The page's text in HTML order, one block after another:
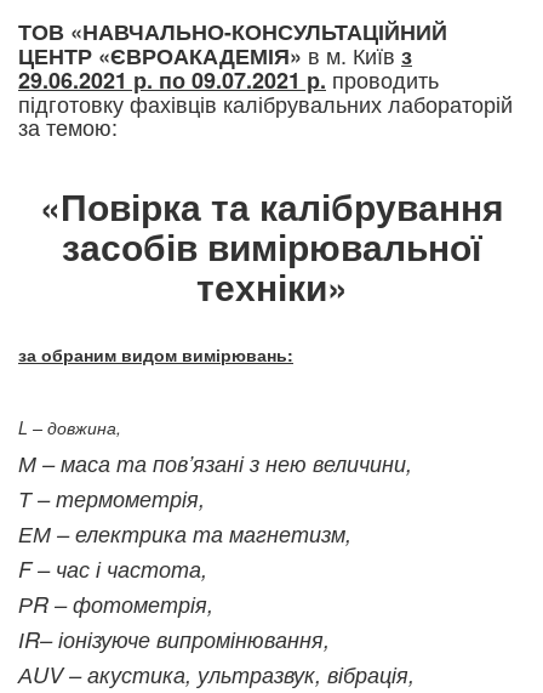
ТОВ «НАВЧАЛЬНО-КОНСУЛЬТАЦІЙНИЙ
ЦЕНТР «ЄВРОАКАДЕМІЯ» в м. Київ з
29.06.2021 р. по 09.07.2021 р. проводить
підготовку фахівців калібрувальних лабораторій
за темою:
«Повірка та калібрування
засобів вимірювальної
техніки»
за обраним видом вимірювань:
L – довжина,
М – маса та пов’язані з нею величини,
Т – термометрія,
ЕМ – електрика та магнетизм,
F – час і частота,
РR – фотометрія,
ІR– іонізуюче випромінювання,
АUV – акустика, ультразвук, вібрація,